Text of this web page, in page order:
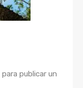
para publicar un